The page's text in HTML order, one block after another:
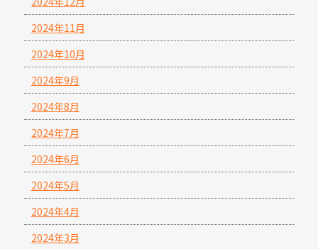
2024年11月
2024年10月
2024年9月
2024年8月
2024年7月
2024年6月
2024年5月
2024年4月
2024年3月